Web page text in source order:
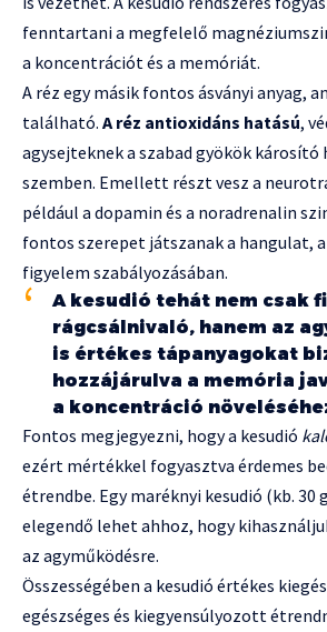
fenntartani a megfelelő
a koncentrációt és a memóriát.
A réz egy másik fontos ásványi anyag,
található. A réz antioxidáns hatású,
agysejteknek a szabad gyökök károsító
szemben. Emellett részt vesz a
például a dopamin és a noradrenalin
fontos szerepet játszanak a hangulat,
figyelem szabályozásában.
A kesudió tehát nem csak
rágcsálnivaló, hanem az
is értékes tápanyagokat
hozzájárulva a memória
a koncentráció
Fontos megjegyezni, hogy a kesudió
ezért mértékkel fogyasztva érdemes
étrendbe. Egy maréknyi kesudió (kb.
elegendő lehet ahhoz, hogy
az agyműködésre.
Összességében a kesudió értékes
egészséges és kiegyensúlyozott